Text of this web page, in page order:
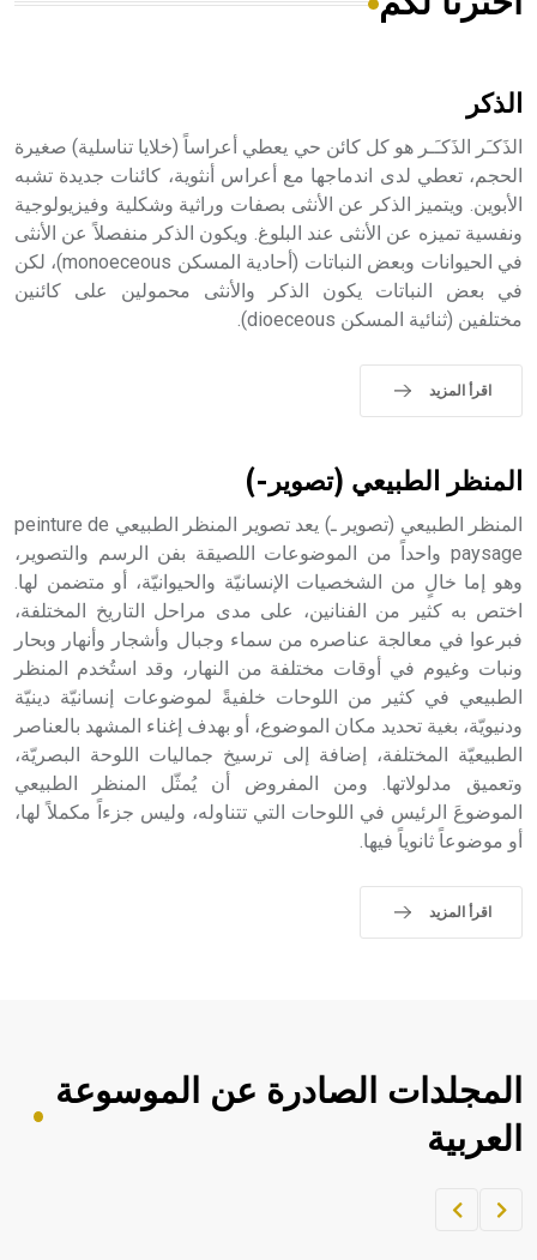
هل تعلم أن الأبسيد كلمة فرنسية اللفظ تم اعتمادها مصطلحاً
- هل تعلم أن أبجر Abgar اسم معروف جيداً يعود إلى عدد من
الملوك الذين حكموا مدينة إديسا (الرها) من أبجر الأول وحتى
التاسع، وهم ينتسبون إلى أسرة أوسروين
الذكر
الذَكـَر الذَكـَـر هو كل كائن حي يعطي أعراساً (خلايا تناسلية) صغيرة
الحجم، تعطي لدى اندماجها مع أعراس أنثوية، كائنات جديدة تشبه
الأبوين. ويتميز الذكر عن الأنثى بصفات وراثية وشكلية وفيزيولوجية
ونفسية تميزه عن الأنثى عند البلوغ. ويكون الذكر منفصلاً عن الأنثى
في الحيوانات وبعض النباتات (أحادية المسكن monoeceous)، لكن
في بعض النباتات يكون الذكر والأنثى محمولين على كائنين
مختلفين (ثنائية المسكن dioeceous).
اقرأ المزيد
المنظر الطبيعي (تصوير-)
المنظر الطبيعي (تصوير ـ) يعد تصوير المنظر الطبيعي peinture de
paysage واحداً من الموضوعات اللصيقة بفن الرسم والتصوير،
وهو إما خالٍ من الشخصيات الإنسانيّة والحيوانيّة، أو متضمن لها.
اختص به كثير من الفنانين، على مدى مراحل التاريخ المختلفة،
فبرعوا في معالجة عناصره من سماء وجبال وأشجار وأنهار وبحار
ونبات وغيوم في أوقات مختلفة من النهار، وقد استُخدم المنظر
الطبيعي في كثير من اللوحات خلفيةً لموضوعات إنسانيّة دينيّة
ودنيويّة، بغية تحديد مكان الموضوع، أو بهدف إغناء المشهد بالعناصر
الطبيعيّة المختلفة، إضافة إلى ترسيخ جماليات اللوحة البصريّة،
وتعميق مدلولاتها. ومن المفروض أن يُمثّل المنظر الطبيعي
الموضوعَ الرئيس في اللوحات التي تتناوله، وليس جزءاً مكملاً لها،
أو موضوعاً ثانوياً فيها.
اقرأ المزيد
المجلدات الصادرة عن الموسوعة
العربية